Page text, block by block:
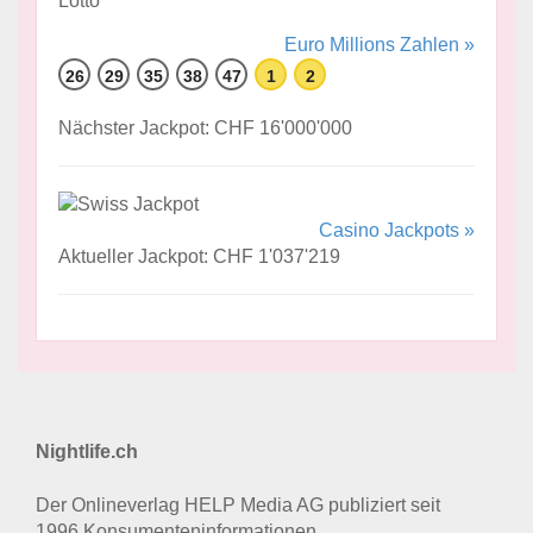
Euro Millions Zahlen »
26 29 35 38 47 1 2
Nächster Jackpot: CHF 16'000'000
Casino Jackpots »
Aktueller Jackpot: CHF 1'037'219
Nightlife.ch
Der Onlineverlag HELP Media AG publiziert seit